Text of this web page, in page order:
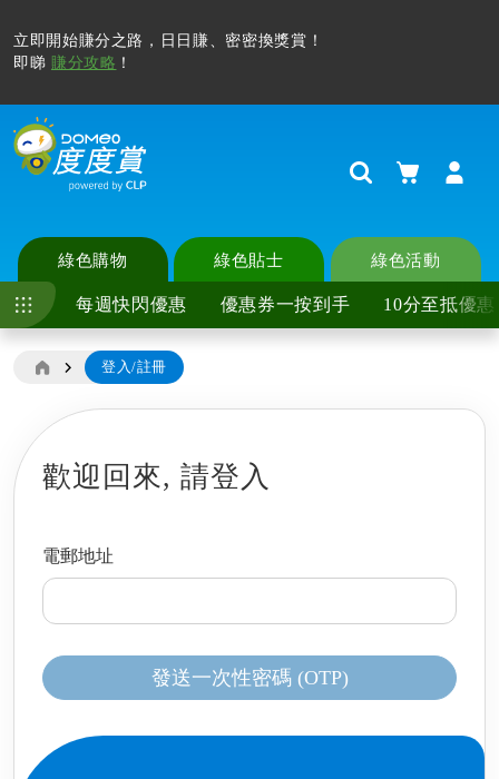
立即開始賺分之路，日日賺、密密換獎賞！
即睇 賺分攻略 ！
Search購物車
綠色購物
每週快閃優惠 優惠券一按到手 10分至抵優惠
綠色貼士 綠色活動
登入/註冊
歡迎回來, 請登入
電郵地址
發送一次性密碼 (OTP)